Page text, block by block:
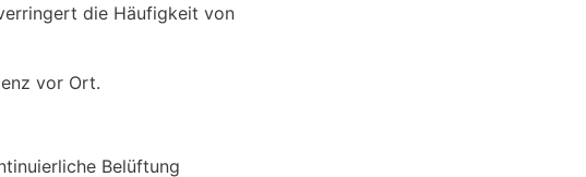
die Häufigkeit von
vor Ort.
Belüftung